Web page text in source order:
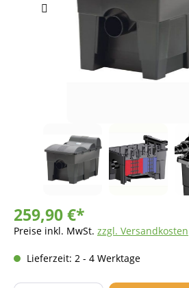
259,90 €*
Preise inkl. MwSt. zzgl. Versandkosten
Lieferzeit: 2 - 4 Werktage